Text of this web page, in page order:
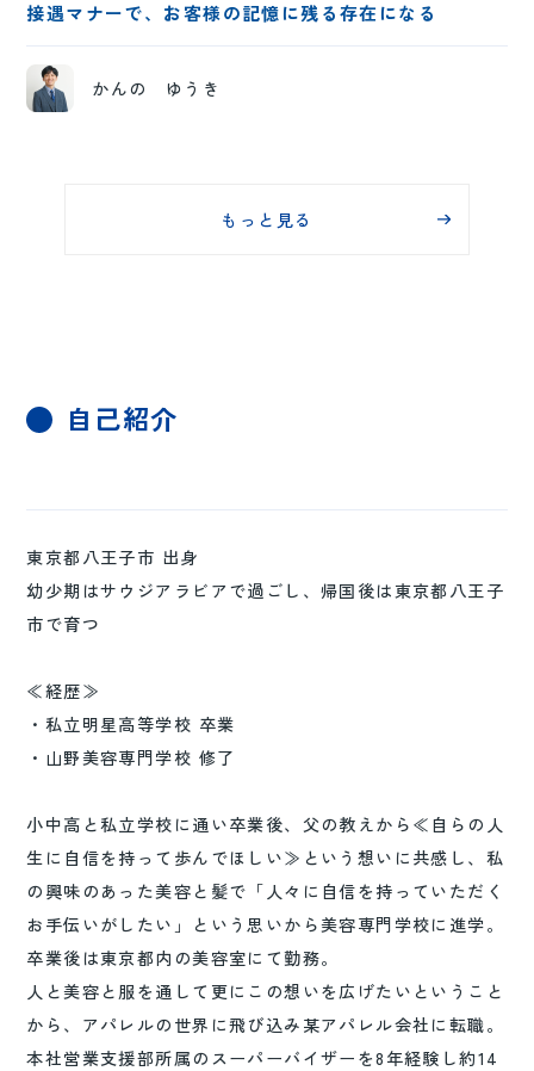
接遇マナーで、お客様の記憶に残る存在になる
かんの ゆうき
もっと見る
自己紹介
東京都八王子市 出身
幼少期はサウジアラビアで過ごし、帰国後は東京都八王子
市で育つ
≪経歴≫
・私立明星高等学校 卒業
・山野美容専門学校 修了
小中高と私立学校に通い卒業後、父の教えから≪自らの人
生に自信を持って歩んでほしい≫という想いに共感し、私
の興味のあった美容と髪で「人々に自信を持っていただく
お手伝いがしたい」という思いから美容専門学校に進学。
卒業後は東京都内の美容室にて勤務。
人と美容と服を通して更にこの想いを広げたいということ
から、アパレルの世界に飛び込み某アパレル会社に転職。
本社営業支援部所属のスーパーバイザーを8年経験し約14